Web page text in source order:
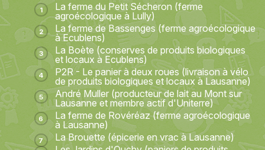
La ferme du Petit Sécheron (ferme
agroécologique à Lully)
La ferme de Bassenges (ferme agroécologique
à Ecublens)
La Boète (conserves de produits biologiques
et locaux à Ecublens)
P2R - Le panier à deux roues (livraison à vélo
de produits biologiques et locaux à Lausanne)
André Muller (producteur de lait au Mont sur
Lausanne et membre actif d'Uniterre)
La ferme de Rovéréaz (ferme agroécologique
à Lausanne)
La Brouette (épicerie en vrac à Lausanne)